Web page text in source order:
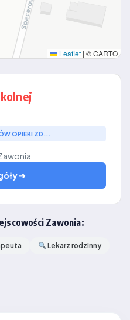
Leaflet | © CARTO
OPIEKI ZD...
➔
Zawonia:
Lekarz rodzinny